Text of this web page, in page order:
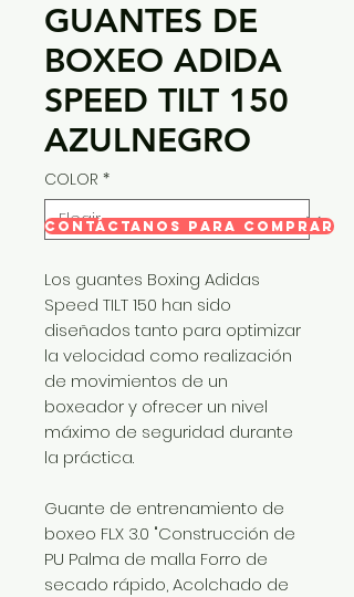
GUANTES DE
BOXEO ADIDA
SPEED TILT 150
AZULNEGRO
COLOR *
Los guantes Boxing Adidas
Speed TILT 150 han sido
diseñados tanto para optimizar
la velocidad como realización
de movimientos de un
boxeador y ofrecer un nivel
máximo de seguridad durante
la práctica.
Guante de entrenamiento de
boxeo FLX 3.0 "Construcción de
PU Palma de malla Forro de
secado rápido, Acolchado de
CONTÁCTANOS PARA COMPRAR